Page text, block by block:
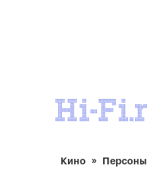
Кино Персоны